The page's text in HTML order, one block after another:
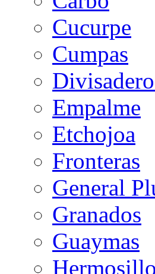
Cucurpe
Cumpas
Empalme
Etchojoa
Fronteras
General
Granados
Guaymas
Hermosillo